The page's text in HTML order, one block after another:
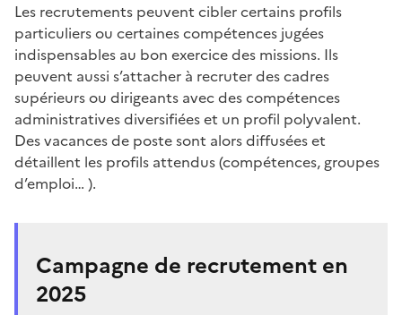
Les recrutements peuvent cibler certains profils
particuliers ou certaines compétences jugées
indispensables au bon exercice des missions. Ils
peuvent aussi s’attacher à recruter des cadres
supérieurs ou dirigeants avec des compétences
administratives diversifiées et un profil polyvalent.
Des vacances de poste sont alors diffusées et
détaillent les profils attendus (compétences, groupes
d’emploi… ).
Campagne de recrutement en
2025